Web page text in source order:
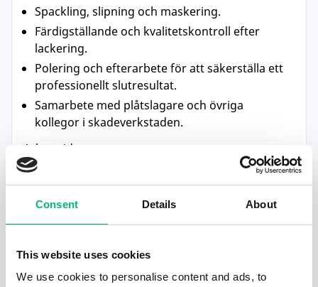
Consent Details About
This website uses cookies
We use cookies to personalise content and ads, to
Spackling, slipning och maskering.
Färdigställande och kvalitetskontroll efter
lackering.
Polering och efterarbete för att säkerställa ett
professionellt slutresultat.
Samarbete med plåtslagare och övriga
kollegor i skadeverkstaden.
Arbetstider
Måndag–Torsdag: 07:00–16:00
Fredag: 07:00–14:12
Anställningsvillkor
Fast lön med ackord.
Heltid.